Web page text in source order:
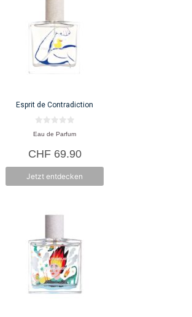
Esprit de Contradiction
0
v
n
5
Eau de Parfum
CHF69.90
Jetzt entdecken